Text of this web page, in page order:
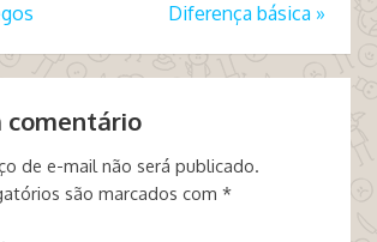
Diferença básica »
comentário
de e-mail não será publicado.
são marcados com *